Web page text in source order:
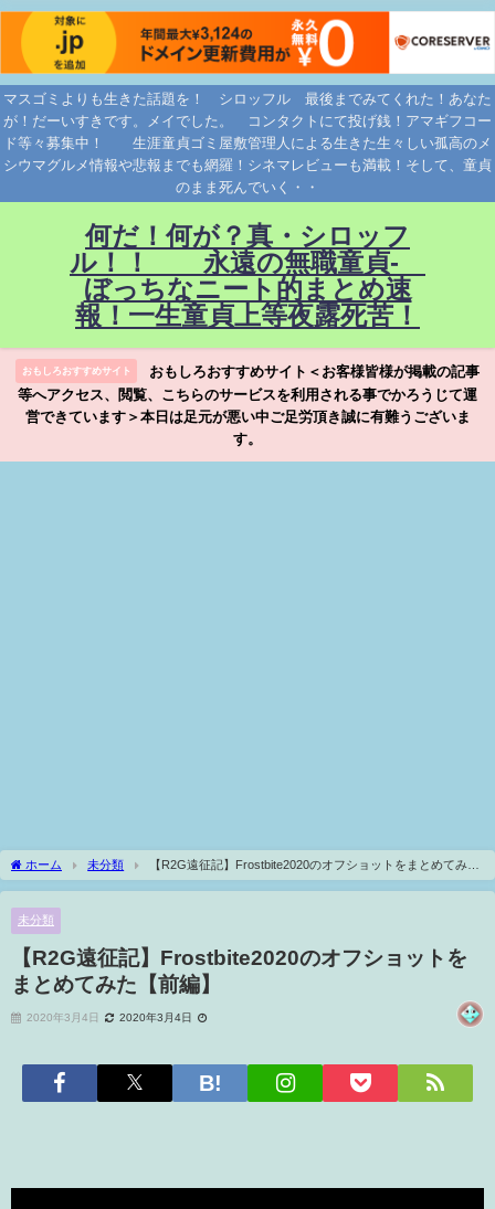
マスゴミよりも生きた話題を！ シロッフル 最後までみてくれた！あなた
が！だーいすきです。メイでした。 コンタクトにて投げ銭！アマギフコー
ド等々募集中！ 生涯童貞ゴミ屋敷管理人による生きた生々しい孤高のメ
シウマグルメ情報や悲報までも網羅！シネマレビューも満載！そして、童貞
のまま死んでいく・・
何だ！何が？真・シロッフ
ル！！ 永遠の無職童貞-
ぼっちなニート的まとめ速
報！一生童貞上等夜露死苦！
おもしろおすすめサイト
おもしろおすすめサイト＜お客様皆様が掲載の記事
等へアクセス、閲覧、こちらのサービスを利用される事でかろうじて運
営できています＞本日は足元が悪い中ご足労頂き誠に有難うございま
す。
ホーム 未分類
【R2G遠征記】Frostbite2020のオフショットをまとめてみた
【前編】
未分類
【R2G遠征記】Frostbite2020のオフショットを
まとめてみた【前編】
2020年3月4日 2020年3月4日